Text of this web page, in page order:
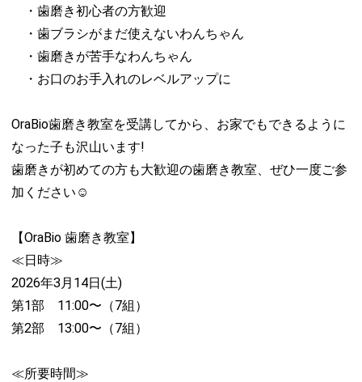
・歯磨き初心者の方歓迎
・歯ブラシがまだ使えないわんちゃん
・歯磨きが苦手なわんちゃん
・お口のお手入れのレベルアップに
OraBio歯磨き教室を受講してから、お家でもできるように
なった子も沢山います!
歯磨きが初めての方も大歓迎の歯磨き教室、ぜひ一度ご参
加ください☺️
【OraBio 歯磨き教室】
≪日時≫
2026年3月14日(土)
第1部 11:00〜（7組）
第2部 13:00〜（7組）
≪所要時間≫